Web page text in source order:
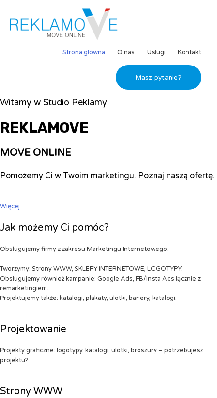
Strona główna O nas Usługi Kontakt
Masz pytanie?
Witamy w Studio Reklamy:
REKLAMOVE
MOVE ONLINE
Pomożemy Ci w Twoim marketingu. Poznaj naszą ofertę.
Więcej
Jak możemy Ci pomóc?
Obsługujemy firmy z zakresu Marketingu Internetowego.
Tworzymy: Strony WWW, SKLEPY INTERNETOWE, LOGOTYPY.
Obsługujemy również kampanie: Google Ads, FB/Insta Ads łącznie z
remarketingiem.
Projektujemy także: katalogi, plakaty, ulotki, banery, katalogi.
Projektowanie
Projekty graficzne: logotypy, katalogi, ulotki, broszury – potrzebujesz
projektu?
Strony WWW